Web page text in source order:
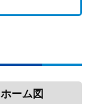
ホーム図